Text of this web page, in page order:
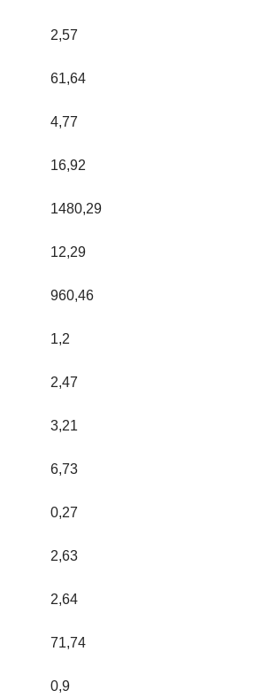
2,57
61,64
4,77
16,92
1480,29
12,29
960,46
1,2
2,47
3,21
6,73
0,27
2,63
2,64
71,74
0,9